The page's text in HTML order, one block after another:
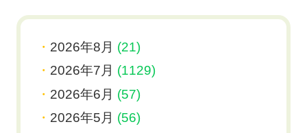
2026年8月 (21)
2026年7月 (1129)
2026年6月 (57)
2026年5月 (56)